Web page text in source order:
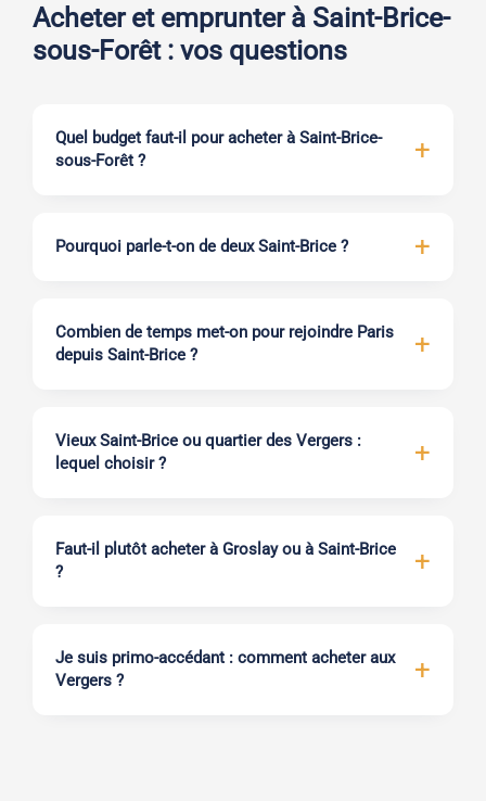
Acheter et emprunter à Saint-Brice-
sous-Forêt : vos questions
Quel budget faut-il pour acheter à Saint-Brice-
sous-Forêt ?
Pourquoi parle-t-on de deux Saint-Brice ?
Combien de temps met-on pour rejoindre Paris
depuis Saint-Brice ?
Vieux Saint-Brice ou quartier des Vergers :
lequel choisir ?
Faut-il plutôt acheter à Groslay ou à Saint-Brice
?
Je suis primo-accédant : comment acheter aux
Vergers ?